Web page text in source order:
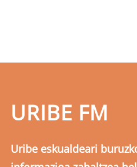
URIBE FM
Uribe eskualdeari